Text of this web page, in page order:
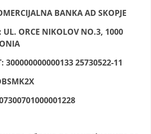
BANKA AD SKOPJE
UL. ORCE NIKOLOV NO.3, 1000
300000000000133 25730522-11